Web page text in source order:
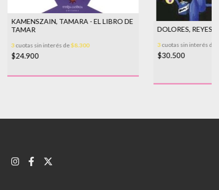
KAMENSZAIN, TAMARA - EL LIBRO DE
TAMAR
3cuotas sin interés de$8.300
$24.900
DOLORES, REYES
3cuotas sin interés de
$30.500